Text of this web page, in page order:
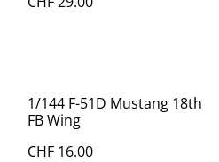
1/144 F-51D Mustang 18th
FB Wing
CHF 16.00